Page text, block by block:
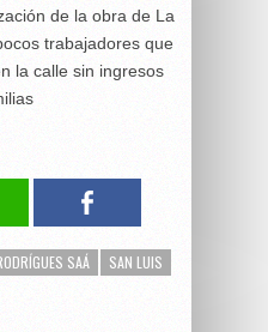
de la obra de La
trabajadores que
la calle sin ingresos
SAÁ
SAN LUIS